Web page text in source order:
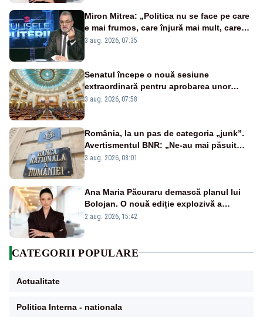
Miron Mitrea: „Politica nu se face pe care
e mai frumos, care înjură mai mult, care
țipă mai tare, ci pe proiecte”
3 aug. 2026, 07:35
Senatul începe o nouă sesiune
extraordinară pentru aprobarea unor
jaloane din PNRR
3 aug. 2026, 07:58
România, la un pas de categoria „junk”.
Avertismentul BNR: „Ne-au mai păsuit
pentru câteva luni”
3 aug. 2026, 08:01
Ana Maria Păcuraru demască planul lui
Bolojan. O nouă ediție explozivă a
emisiunii „Miza Zilei” la Realitatea PLUS
2 aug. 2026, 15:42
CATEGORII POPULARE
Actualitate
Politica Interna - nationala